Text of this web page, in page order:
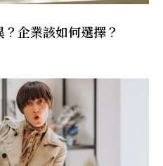
企業該如何選擇？